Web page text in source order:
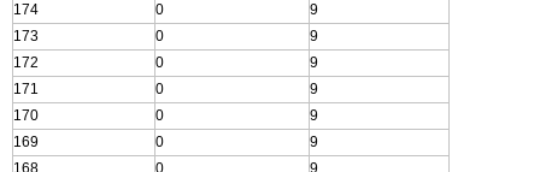
174
0
9
173
0
9
172
0
9
171
0
9
170
0
9
169
0
9
168
0
9